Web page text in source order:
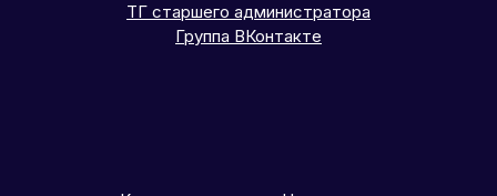
ТГ старшего администратора
Группа ВКонтакте